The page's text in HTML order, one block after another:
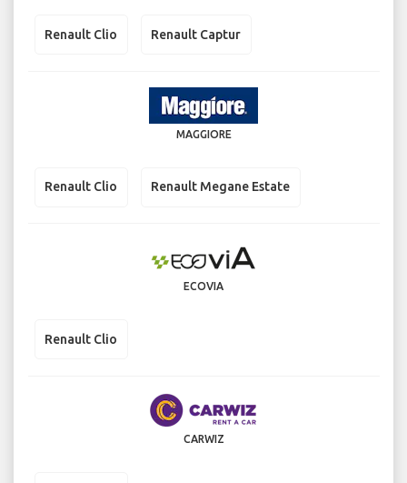
Renault Clio Renault Captur
MAGGIORE
Renault Clio Renault Megane Estate
ECOVIA
Renault Clio
CARWIZ